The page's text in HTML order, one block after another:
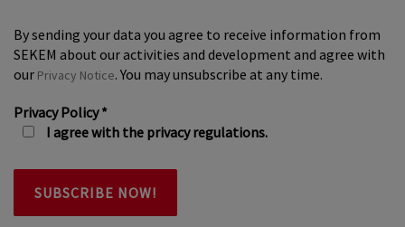
By sending your data you agree to receive information from
SEKEM about our activities and development and agree with
our Privacy Notice. You may unsubscribe at any time.
Privacy Policy*
I agree with the privacy regulations.